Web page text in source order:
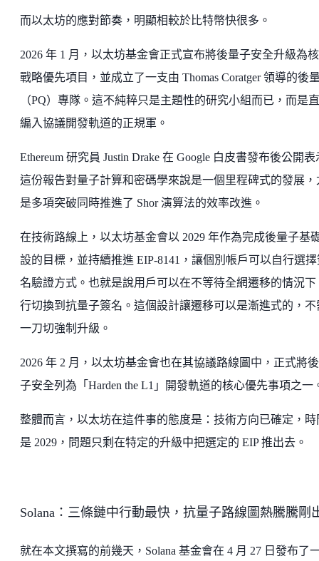
而以太坊的應對節奏，明顯相較於比特幣快很多。
2026 年 1 月，以太坊基金會正式宣布將後量子安全升級為
戰略優先項目，並成立了一支由 Thomas Coratger 領導的後
（PQ）專隊。這不純粹只是主題性的研究小組而已，而是
編入協議開發軌道的正規軍。
Ethereum 研究員 Justin Drake 在 Google 白皮書發布後公開表
這份報告對量子計算和密碼學來說是一個里程碑式的發展，
是多項突破同時推進了 Shor 演算法的效率改進。
在技術路線上，以太坊基金會以 2029 年作為完成後量子基
設的目標，並持續推進 EIP-8141，讓個別帳戶可以自行選
名驗證方式。也就是說用戶可以在不等待全網遷移的情況下
行切換到抗量子簽名。這個設計讓遷移可以是漸進式的，不
一刀切強制升級。
2026 年 2 月，以太坊基金會也在其協議路線圖中，正式將
子安全列為「Harden the L1」開發軌道的核心優先事項之一
整體而言，以太坊在這件事的態度是：技術方向已確定，時
是 2029，問題只剩在特定的升級中把選定的 EIP 推出去。
Solana：三條鏈中行動最快，抗量子路線圖熱騰騰剛
就在本文撰寫的前幾天，Solana 基金會在 4 月 27 日發布了